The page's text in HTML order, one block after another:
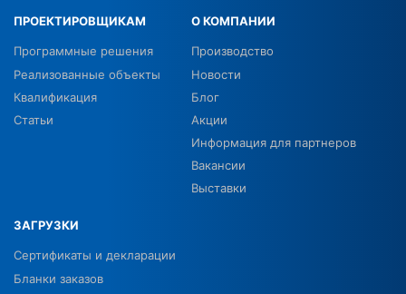
ПРОЕКТИРОВЩИКАМ
Программные решения
Реализованные объекты
Квалификация
Статьи
О КОМПАНИИ
Производство
Новости
Блог
Акции
Информация для партнеров
Вакансии
Выставки
ЗАГРУЗКИ
Сертификаты и декларации
Бланки заказов